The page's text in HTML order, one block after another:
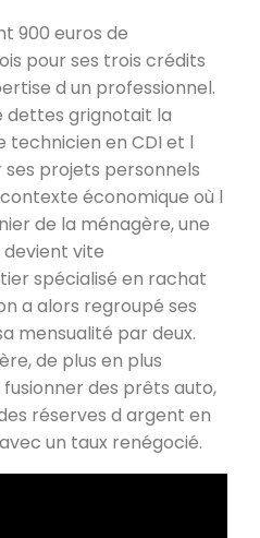
900 euros de
pour ses trois crédits
d un professionnel.
dettes grignotait la
technicien en CDI et l
projets personnels
économique où l
de la ménagère, une
vite
spécialisé en rachat
a alors regroupé ses
mensualité par deux.
de plus en plus
des prêts auto,
réserves d argent en
un taux renégocié.